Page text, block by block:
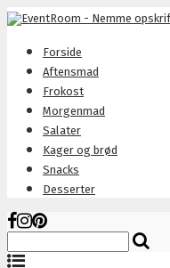
Forside
Aftensmad
Frokost
Morgenmad
Salater
Kager og brød
Snacks
Desserter